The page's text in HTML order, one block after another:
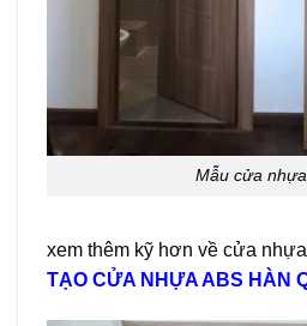
Mẫu cửa
xem thêm kỹ hơn về cửa
TẠO CỬA NHỰA ABS HÀN